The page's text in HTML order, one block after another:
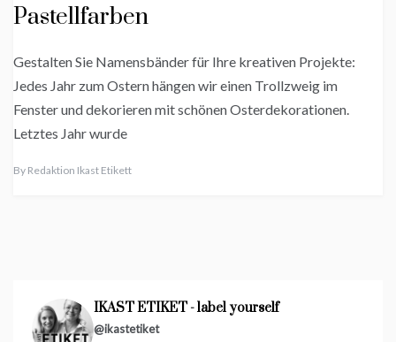
Pastellfarben
Gestalten Sie Namensbänder für Ihre kreativen Projekte:
Jedes Jahr zum Ostern hängen wir einen Trollzweig im
Fenster und dekorieren mit schönen Osterdekorationen.
Letztes Jahr wurde
By Redaktion Ikast Etikett
IKAST ETIKET - label yourself
@ikastetiket